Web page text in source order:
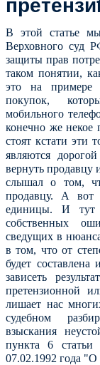
В этой статье мы
Верховного суд
защиты прав
таком понятии,
это на примере
покупок,
мобильного
конечно же некое
стоят кстати эти
являются
вернуть продавцу
слышал о том,
продавцу. А вот
единицы. И тут
собственных
сведущих в
в том, что от
будет составлена
зависеть
претензионной
лишает нас
судебном
взыскания
пункта 6
07.02.1992 года "О